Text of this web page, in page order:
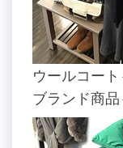
ウールコー
ブランド商